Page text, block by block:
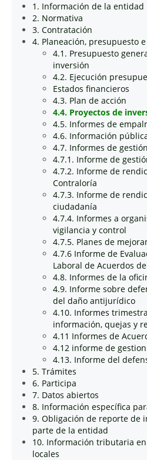
1. Información de la entidad
2. Normativa
3. Contratación
4. Planeación, presupuesto
4.1. Presupuesto
inversión
4.2. Ejecución
Estados financieros
4.3. Plan de acción
4.4. Proyectos de
4.5. Informes de
4.6. Información
4.7. Informes de
4.7.1. Informe de
4.7.2. Informe de
Contraloría
4.7.3. Informe de
ciudadanía
4.7.4. Informes a
vigilancia y control
4.7.5. Planes de
4.7.6 Informe de
Laboral de Acuerdos
4.8. Informes de la
4.9. Informe sobre
del daño antijurídico
4.10. Informes
información, quejas y
4.11 Informes de
4.12 informe de
4.13. Informe del
5. Trámites
6. Participa
7. Datos abiertos
8. Información específica
9. Obligación de reporte de
parte de la entidad
10. Información tributaria
locales